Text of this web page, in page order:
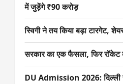
में जुड़ेंगे ₹90 करोड़
स्विगी ने तय किया बड़ा टारगेट,
सरकार का एक फैसला, फिर रॉकेट
DU Admission 2026: दिल्ली